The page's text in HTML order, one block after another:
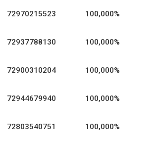
72970215523 100,000%
72937788130 100,000%
72900310204 100,000%
72944679940 100,000%
72803540751 100,000%